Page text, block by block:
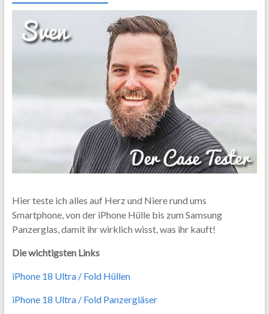
Hier teste ich alles auf Herz und Niere rund ums
Smartphone, von der iPhone Hülle bis zum Samsung
Panzerglas, damit ihr wirklich wisst, was ihr kauft!
Die wichtigsten Links
iPhone 18 Ultra / Fold Hüllen
iPhone 18 Ultra / Fold Panzergläser